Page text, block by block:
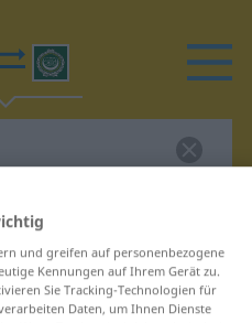
Übersetzung für
und greifen auf personenbezogene
Kennungen auf Ihrem Gerät zu.
Sie Tracking-Technologien für
Daten, um Ihnen Dienste